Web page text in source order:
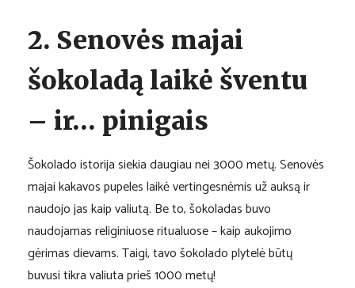
2. Senovės majai
šokoladą laikė šventu
– ir… pinigais
Šokolado istorija siekia daugiau nei 3000 metų. Senovės
majai kakavos pupeles laikė vertingesnėmis už auksą ir
naudojo jas kaip valiutą. Be to, šokoladas buvo
naudojamas religiniuose ritualuose – kaip aukojimo
gėrimas dievams. Taigi, tavo šokolado plytelė būtų
buvusi tikra valiuta prieš 1000 metų!